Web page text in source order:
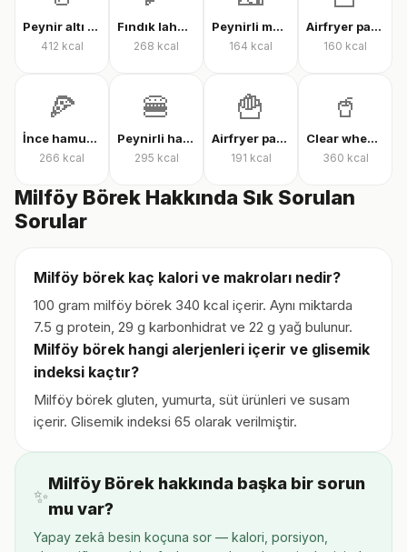
Peynir altı suyu protein tozu
412 kcal
Fındık lahmacun
268 kcal
Peynirli makarna
164 kcal
Airfryer patates kızartması
160 kcal
🍕
İnce hamur karışık pizza
266 kcal
🍔
Peynirli hamburger
295 kcal
🍟
Airfryer patates kızartması
191 kcal
🥤
Clear whey protein
360 kcal
Milföy Börek Hakkında Sık Sorulan
Sorular
Milföy börek kaç kalori ve makroları nedir?
100 gram milföy börek 340 kcal içerir. Aynı miktarda
7.5 g protein, 29 g karbonhidrat ve 22 g yağ bulunur.
Milföy börek hangi alerjenleri içerir ve glisemik
indeksi kaçtır?
Milföy börek gluten, yumurta, süt ürünleri ve susam
içerir. Glisemik indeksi 65 olarak verilmiştir.
✨
Milföy Börek hakkında başka bir sorun
mu var?
Yapay zekâ besin koçuna sor — kalori, porsiyon,